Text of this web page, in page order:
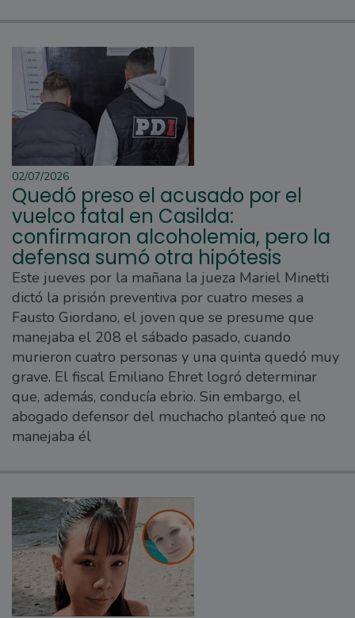
02/07/2026
Quedó preso el acusado por el
vuelco fatal en Casilda:
confirmaron alcoholemia, pero la
defensa sumó otra hipótesis
Este jueves por la mañana la jueza Mariel Minetti
dictó la prisión preventiva por cuatro meses a
Fausto Giordano, el joven que se presume que
manejaba el 208 el sábado pasado, cuando
murieron cuatro personas y una quinta quedó muy
grave. El fiscal Emiliano Ehret logró determinar
que, además, conducía ebrio. Sin embargo, el
abogado defensor del muchacho planteó que no
manejaba él